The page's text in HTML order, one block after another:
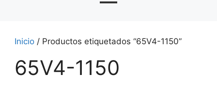
Inicio / Productos etiquetados “65V4-1150”
65V4-1150